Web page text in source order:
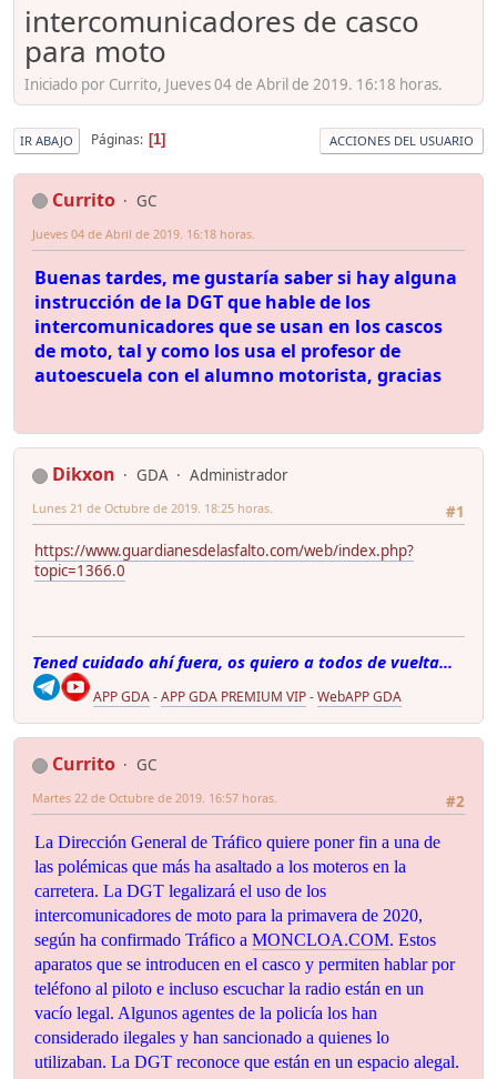
intercomunicadores de casco
para moto
Iniciado por Currito, Jueves 04 de Abril de 2019. 16:18 horas.
IR ABAJO Páginas 1 ACCIONES DEL USUARIO
Currito GC
Jueves 04 de Abril de 2019. 16:18 horas.
Buenas tardes, me gustaría saber si hay alguna
instrucción de la DGT que hable de los
intercomunicadores que se usan en los cascos
de moto, tal y como los usa el profesor de
autoescuela con el alumno motorista, gracias
Dikxon GDA
Administrador
#1
Lunes 21 de Octubre de 2019. 18:25 horas.
https://www.guardianesdelasfalto.com/web/index.php?
topic=1366.0
Tened cuidado ahí fuera, os quiero a todos de vuelta...
APP GDA-APP GDA PREMIUM VIP-WebAPP GDA
Currito
GC
#2
Martes 22 de Octubre de 2019. 16:57 horas.
La Dirección General de Tráfico quiere poner fin a una de
las polémicas que más ha asaltado a los moteros en la
carretera. La DGT legalizará el uso de los
intercomunicadores de moto para la primavera de 2020,
según ha confirmado Tráfico a MONCLOA.COM. Estos
aparatos que se introducen en el casco y permiten hablar por
teléfono al piloto e incluso escuchar la radio están en un
vacío legal. Algunos agentes de la policía los han
considerado ilegales y han sancionado a quienes lo
utilizaban. La DGT reconoce que están en un espacio alegal.